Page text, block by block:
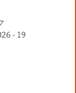
- 19